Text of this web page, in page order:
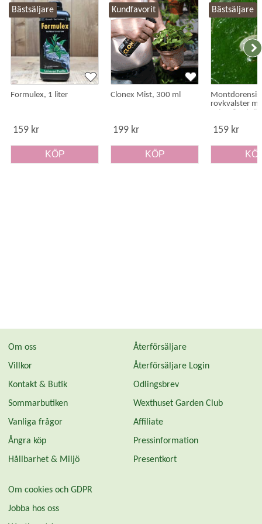
Bästsäljare
Formulex, 1 liter
159 kr
KÖP
Kundfavorit
Clonex Mist, 300 ml
199 kr
KÖP
Bästsäljare
rovkvalster
159 kr
Om oss
Villkor
Kontakt & Butik
Sommarbutiken
Vanliga frågor
Ångra köp
Hållbarhet & Miljö
Återförsäljare
Återförsäljare Login
Odlingsbrev
Wexthuset Garden Club
Affiliate
Pressinformation
Presentkort
Om cookies och GDPR
Jobba hos oss